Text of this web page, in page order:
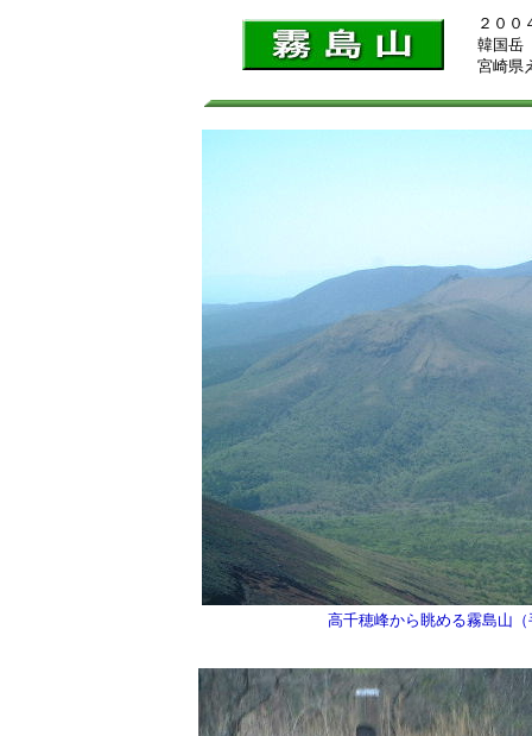
２００
韓国岳
宮崎県
高千穂峰から眺める霧島山